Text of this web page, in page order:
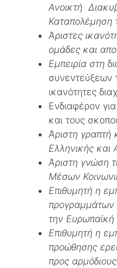
Ανοικτή
Καταπολέμηση
Άριστες
ομάδες και
Εμπειρία στη
συνεντεύξεων
ικανότητες
Ενδιαφέρον
και τους
Άριστη γραπτή
Ελληνικής και
Άριστη γνώση
Μέσων
Επιθυμητή η
την
Επιθυμητή η
προώθησης
προς